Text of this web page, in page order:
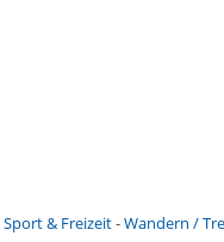
Sport & Freizeit-Wandern /